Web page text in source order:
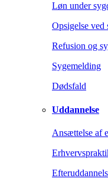
Løn under
Opsigelse ved
Refusion og
Sygemelding
Dødsfald
Uddannelse
Ansættelse af